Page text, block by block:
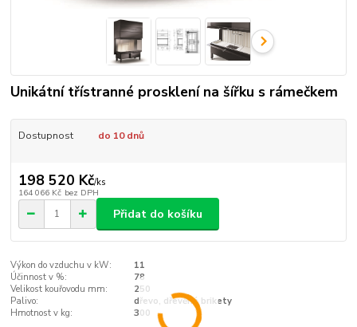
Unikátní třístranné prosklení na šířku s rámečkem
Dostupnost do 10 dnů
198 520 Kč/ks
164 066 Kč bez DPH
Přidat do košíku
Výkon do vzduchu v kW:
11
Účinnost v %:
78
Velikost kouřovodu mm:
250
Palivo:
dřevo, dřevěné brikety
Hmotnost v kg:
300